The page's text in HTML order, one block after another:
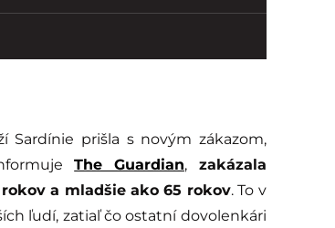
Sardínie prišla s novým zákazom,
The Guardian,zakázala
a mladšie ako 65 rokov. To v
ľudí, zatiaľ čo ostatní dovolenkári